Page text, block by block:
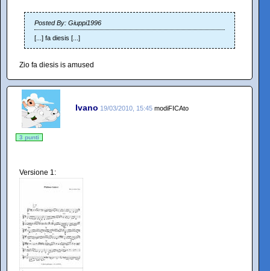
Posted By: Giuppi1996
[...] fa diesis [...]
Zio fa diesis is amused
Ivano 19/03/2010, 15:45 modiFICAto
3 punti
Versione 1: